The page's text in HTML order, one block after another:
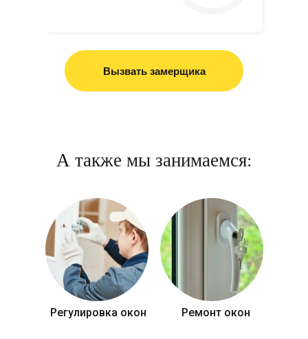
Вызвать замерщика
А также мы занимаемся:
Регулировка окон Ремонт окон